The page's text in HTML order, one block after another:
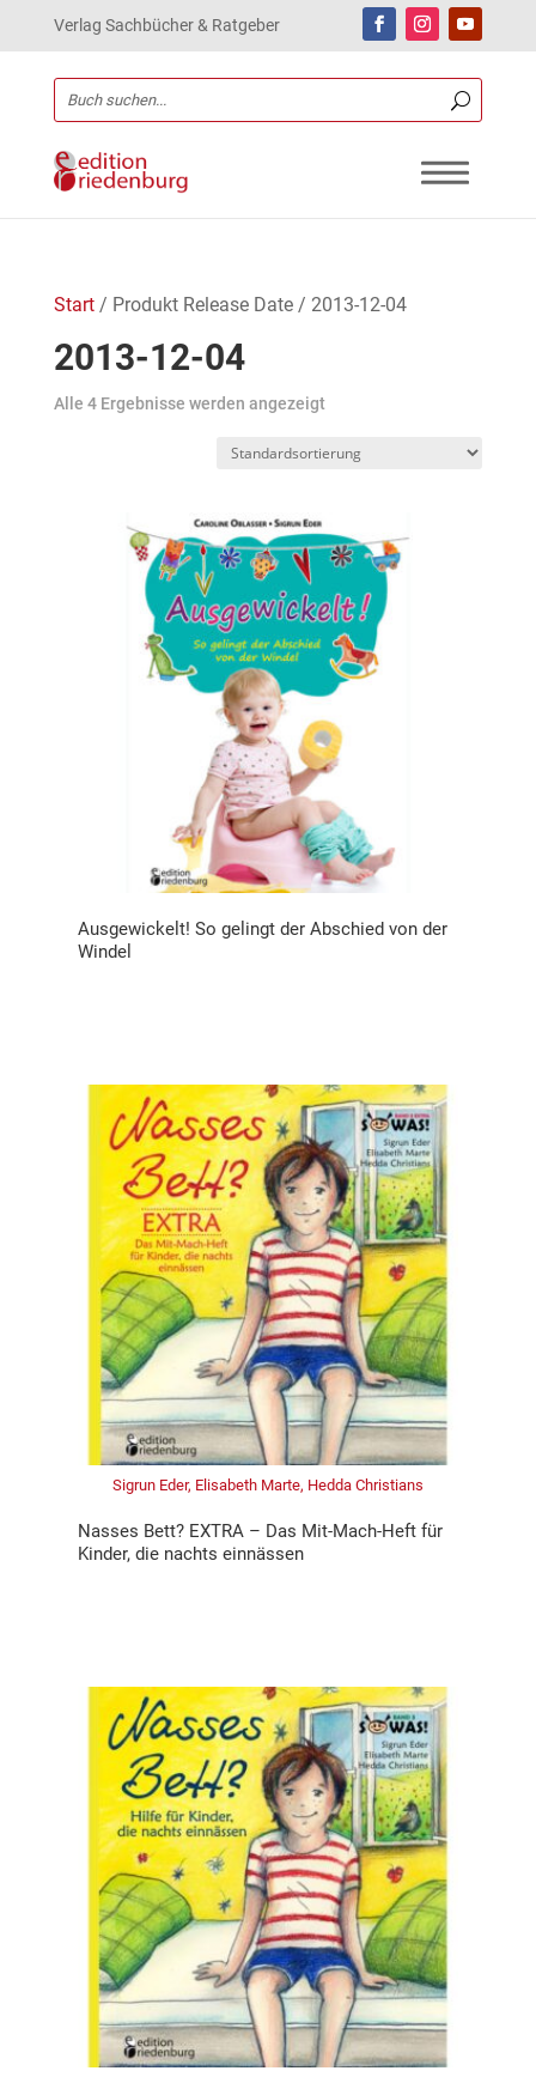
Verlag Sachbücher & Ratgeber
Start/ Produkt Release Date / 2013-12-04
2013-12-04
Alle 4 Ergebnisse werden angezeigt
Ausgewickelt! So gelingt der Abschied von der
Windel
Sigrun Eder, Elisabeth Marte, Hedda Christians
Nasses Bett? EXTRA – Das Mit-Mach-Heft für
Kinder, die nachts einnässen